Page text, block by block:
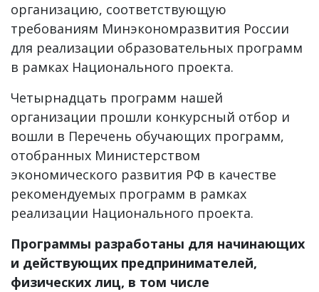
организацию, соответствующую
требованиям Минэкономразвития России
для реализации образовательных программ
в рамках Национального проекта.
Четырнадцать программ нашей
организации прошли конкурсный отбор и
вошли в Перечень обучающих программ,
отобранных Министерством
экономического развития РФ в качестве
рекомендуемых программ в рамках
реализации Национального проекта.
Программы разработаны для начинающих
и действующих предпринимателей,
физических лиц, в том числе